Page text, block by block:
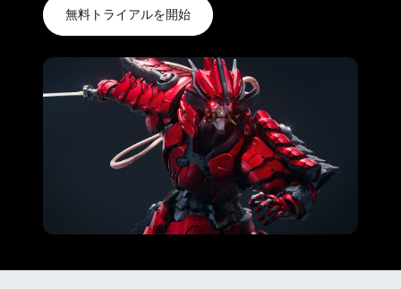
無料トライアルを開始